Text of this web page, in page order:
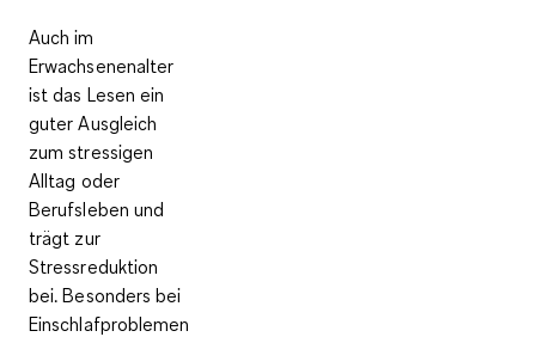
Auch im
Erwachsenenalter
ist das Lesen ein
guter Ausgleich
zum stressigen
Alltag oder
Berufsleben und
trägt zur
Stressreduktion
bei. Besonders bei
Einschlafproblemen